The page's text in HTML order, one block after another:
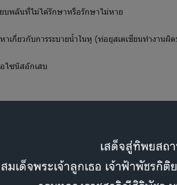
พลันที่ไม่ได้รักษาหรือรักษาไม่หาย
กี่ยวกับการระบายน้ำในหู (ท่อยูสเตเชียนทำงานผิ
ไซนัสอักเสบ
ออกจากหู
แรง